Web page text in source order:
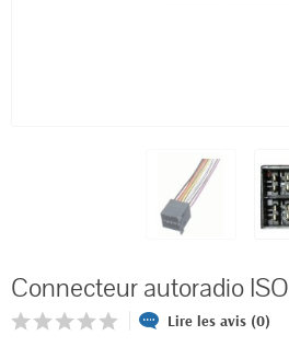
Connecteur autoradio ISO
Lire les avis (0)